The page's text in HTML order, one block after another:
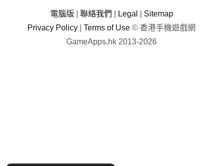
電腦版 聯絡我們 Legal
Sitemap
Privacy Policy
Terms of Use © 香港手機遊戲網
GameApps.hk 2013-2026